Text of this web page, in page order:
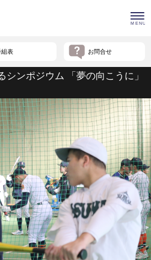
組表 お問合せ
シンポジウム 「夢の向こうに」